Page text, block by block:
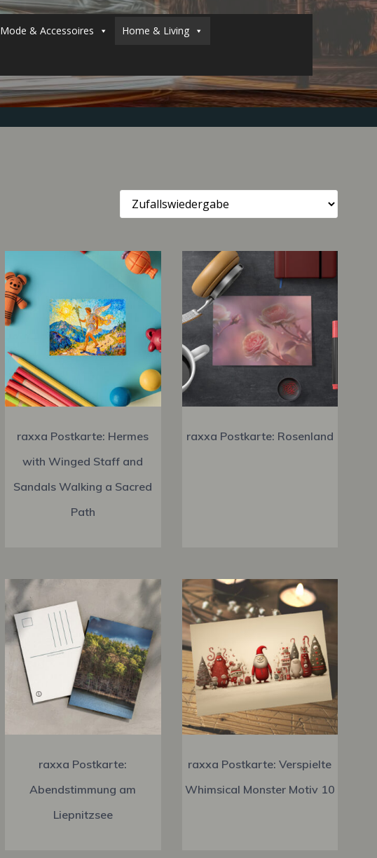
Mode & Accessoires Home & Living
raxxa Postkarte: Hermes
with Winged Staff and
Sandals Walking a Sacred
Path
raxxa Postkarte: Rosenland
raxxa Postkarte:
Abendstimmung am
Liepnitzsee
raxxa Postkarte: Verspielte
Whimsical Monster Motiv 10